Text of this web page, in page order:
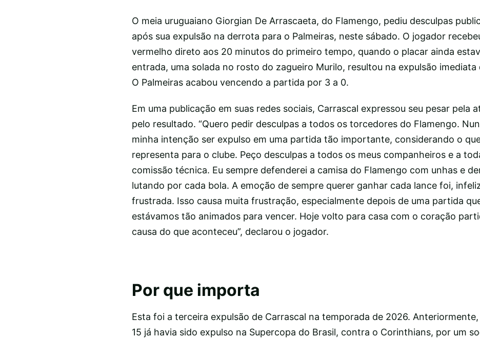
O meia uruguaiano Giorgian De Arrascaeta, do Flamengo, pediu desculpas
após sua expulsão na derrota para o Palmeiras, neste sábado. O jogador
vermelho direto aos 20 minutos do primeiro tempo, quando o placar ainda
entrada, uma solada no rosto do zagueiro Murilo, resultou na expulsão imediata
O Palmeiras acabou vencendo a partida por 3 a 0.
Em uma publicação em suas redes sociais, Carrascal expressou seu pesar pela
pelo resultado. “Quero pedir desculpas a todos os torcedores do Flamengo.
minha intenção ser expulso em uma partida tão importante, considerando o
representa para o clube. Peço desculpas a todos os meus companheiros e a
comissão técnica. Eu sempre defenderei a camisa do Flamengo com unhas e
lutando por cada bola. A emoção de sempre querer ganhar cada lance foi,
frustrada. Isso causa muita frustração, especialmente depois de uma partida
estávamos tão animados para vencer. Hoje volto para casa com o coração
causa do que aconteceu”, declarou o jogador.
Por que importa
Esta foi a terceira expulsão de Carrascal na temporada de 2026.
15 já havia sido expulso na Supercopa do Brasil, contra o Corinthians, por um